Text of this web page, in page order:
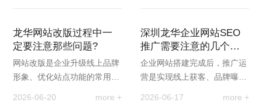
龙华网站改版过程中一
定要注意那些问题?
网站改版是企业升级线上品牌
形象、优化站点功能的常用方
2026-06-20 more +
深圳龙华企业网站SEO
推广需要注意的几个细
节问题
企业网站搭建完成后，推广运
营是实现线上获客、品牌曝光
2026-06-17 more +